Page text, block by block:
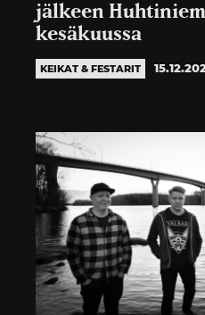
jälkeen
kesäkuussa
KEIKAT & FESTARIT